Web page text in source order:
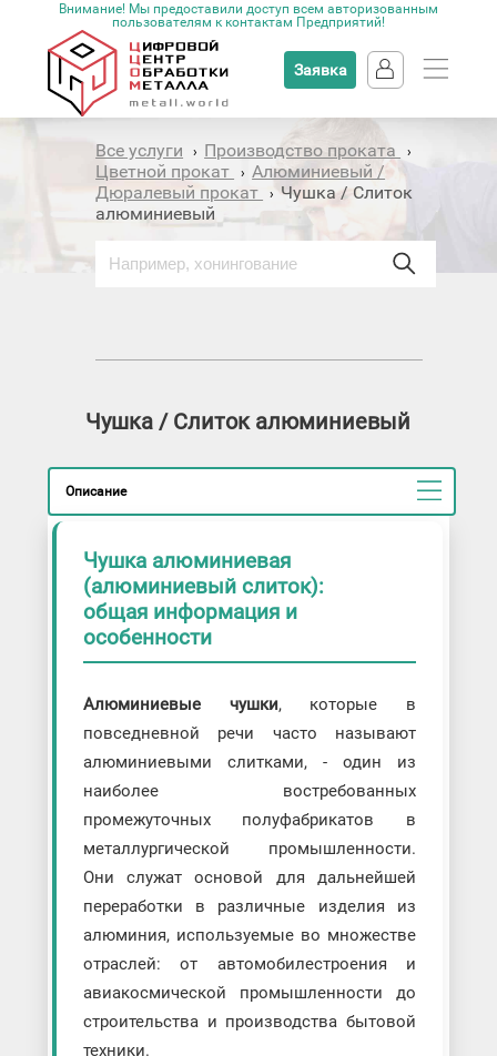
Внимание! Мы предоставили доступ всем авторизованным
пользователям к контактам Предприятий!
Заявка
Все услуги › Производство проката ›
Цветной прокат ›Алюминиевый /
Дюралевый прокат
›Чушка / Слиток
алюминиевый
Чушка / Слиток алюминиевый
Описание
Чушка алюминиевая
(алюминиевый слиток):
общая информация и
особенности
Алюминиевые чушки, которые в
повседневной речи часто называют
алюминиевыми слитками, - один из
наиболее востребованных
промежуточных полуфабрикатов в
металлургической промышленности.
Они служат основой для дальнейшей
переработки в различные изделия из
алюминия, используемые во множестве
отраслей: от автомобилестроения и
авиакосмической промышленности до
строительства и производства бытовой
техники.